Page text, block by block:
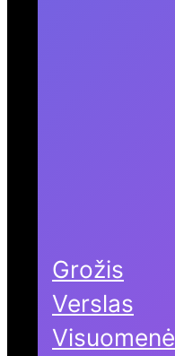
Grožis
Verslas
Visuomenė